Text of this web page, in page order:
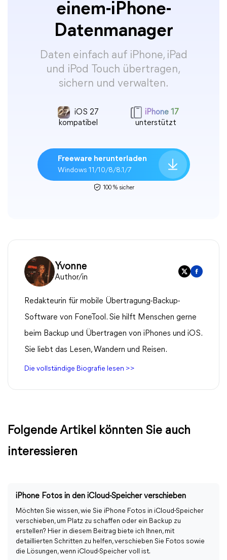
einem-iPhone-
Datenmanager
Daten einfach auf iPhone, iPad
und iPod Touch übertragen,
sichern und verwalten.
iOS 27
kompatibel
iPhone 17
unterstützt
Freeware herunterladen
Windows 11/10/8/8.1/7
100 % sicher
Yvonne
Author/in
Redakteurin für mobile Übertragung-Backup-
Software von FoneTool. Sie hilft Menschen gerne
beim Backup und Übertragen von iPhones und iOS.
Sie liebt das Lesen, Wandern und Reisen.
Die vollständige Biografie lesen >>
Folgende Artikel könnten Sie auch
interessieren
iPhone Fotos in den iCloud-Speicher verschieben
Möchten Sie wissen, wie Sie iPhone Fotos in iCloud-Speicher
verschieben, um Platz zu schaffen oder ein Backup zu
erstellen? Hier in diesem Beitrag biete ich Ihnen, mit
detaillierten Schritten zu helfen, verschieben Sie Fotos sowie
die Lösungen, wenn iCloud-Speicher voll ist.